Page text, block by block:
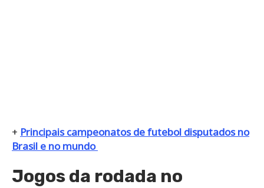
+ Principais campeonatos de futebol disputados no
Brasil e no mundo
Jogos da rodada no